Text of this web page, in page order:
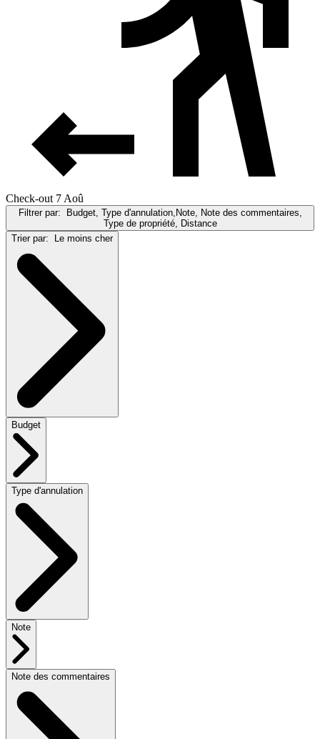
Check-out 7 Aoû
Filtrer par:
Budget, Type d'annulation,Note, Note des commentaires,
Type de propriété, Distance
Trier par:
Le moins cher
Budget
Type d'annulation
Note
Note des commentaires